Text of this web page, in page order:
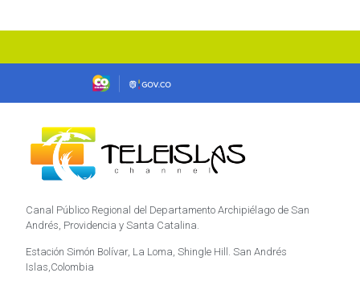
Canal Público Regional del Departamento Archipiélago de San
Andrés, Providencia y Santa Catalina.
Estación Simón Bolívar, La Loma, Shingle Hill. San Andrés
Islas,Colombia